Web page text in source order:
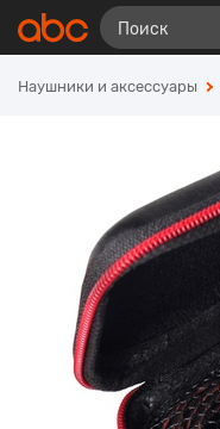
Наушники и аксессуары